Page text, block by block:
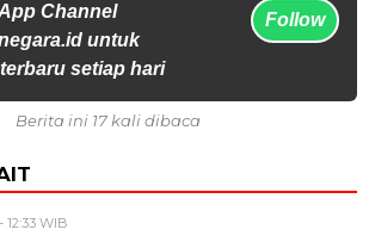
Channel
untuk
setiap hari
Follow
Berita ini 17 kali dibaca
12:33 WIB